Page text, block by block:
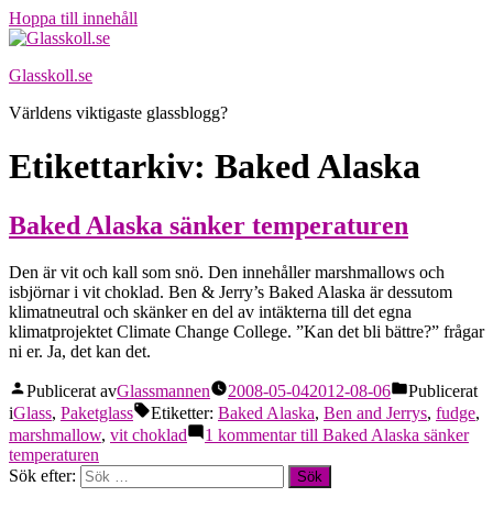
Hoppa till innehåll
Glasskoll.se
Världens viktigaste glassblogg?
Etikettarkiv: Baked Alaska
Baked Alaska sänker temperaturen
Den är vit och kall som snö. Den innehåller marshmallows och
isbjörnar i vit choklad. Ben & Jerry’s Baked Alaska är dessutom
klimatneutral och skänker en del av intäkterna till det egna
klimatprojektet Climate Change College. ”Kan det bli bättre?” frågar
ni er. Ja, det kan det.
Publicerat avGlassmannen 2008-05-042012-08-06
Publicerat
iGlass, Paketglass Etiketter: Baked Alaska, Ben and Jerrys, fudge,
marshmallow, vit choklad 1 kommentartill Baked Alaska sänker
temperaturen
Sök efter: